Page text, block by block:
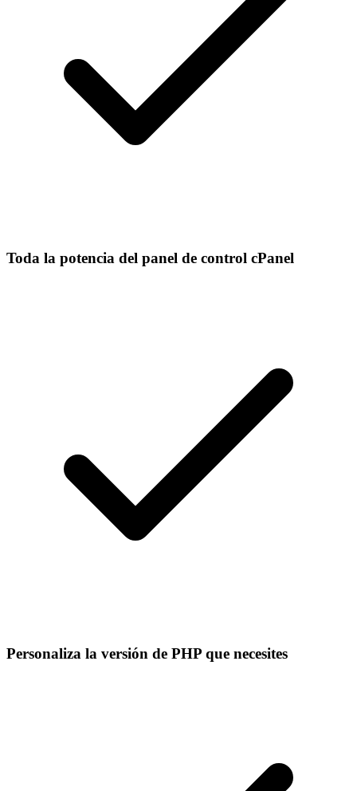
Toda la potencia del panel de control cPanel
Personaliza la versión de PHP que necesites